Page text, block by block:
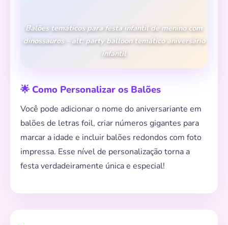
Balões temáticos para festa infantil de menino com
dinossauros – alt: party balloon temático aniversário
infantil
🌟 Como Personalizar os Balões
Você pode adicionar o nome do aniversariante em
balões de letras foil, criar números gigantes para
marcar a idade e incluir balões redondos com foto
impressa. Esse nível de personalização torna a
festa verdadeiramente única e especial!